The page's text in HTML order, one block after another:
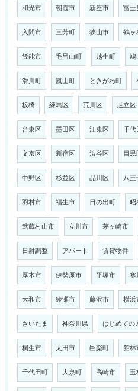
和光市 朝霞市 新座市 富士
入間市 三芳町 狭山市 鶴ヶ
飯能市 毛呂山町 越生町 鳩
滑川町 嵐山町 ときがわ町
板橋 練馬区 荒川区 足立区
台東区 墨田区 江東区 千代
文京区 新宿区 渋谷区 目黒
中野区 杉並区 品川区 八王
羽村市 福生市 日の出町 昭
武蔵村山市 立川市 茅ヶ崎市
日射調整 アパート 賃貸物件
厚木市 伊勢原市 平塚市 寒
大和市 綾瀬市 藤沢市 横浜
さいたま 神奈川県 はじめての
桐生市 太田市 邑楽町 館林
千代田町 大泉町 高崎市 玉